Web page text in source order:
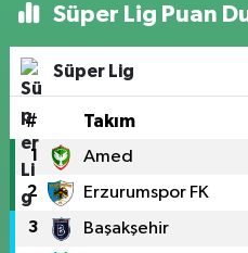
Süper Lig Puan
Süper Lig
# Takım
1 Amed
2 Erzurumspor FK
3 Başakşehir